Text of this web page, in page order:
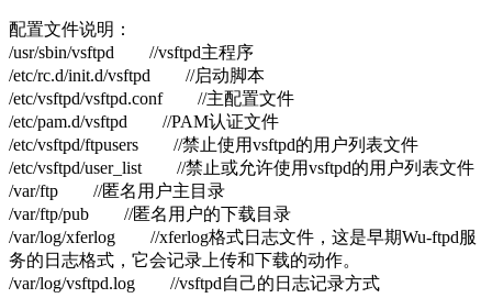
配置文件说明：
/usr/sbin/vsftpd //vsftpd主程序
/etc/rc.d/init.d/vsftpd //启动脚本
/etc/vsftpd/vsftpd.conf //主配置文件
/etc/pam.d/vsftpd //PAM认证文件
/etc/vsftpd/ftpusers //禁止使用vsftpd的用户列表文件
/etc/vsftpd/user_list //禁止或允许使用vsftpd的用户列表文件
/var/ftp //匿名用户主目录
/var/ftp/pub //匿名用户的下载目录
/var/log/xferlog //xferlog格式日志文件，这是早期Wu-ftpd服
务的日志格式，它会记录上传和下载的动作。
/var/log/vsftpd.log //vsftpd自己的日志记录方式